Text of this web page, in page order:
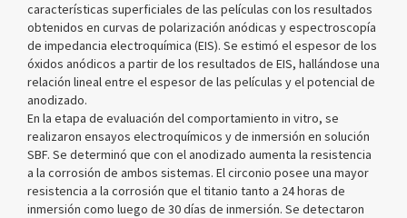
características superficiales de las películas con los resultados
obtenidos en curvas de polarización anódicas y espectroscopía
de impedancia electroquímica (EIS). Se estimó el espesor de los
óxidos anódicos a partir de los resultados de EIS, hallándose una
relación lineal entre el espesor de las películas y el potencial de
anodizado.
En la etapa de evaluación del comportamiento in vitro, se
realizaron ensayos electroquímicos y de inmersión en solución
SBF. Se determinó que con el anodizado aumenta la resistencia
a la corrosión de ambos sistemas. El circonio posee una mayor
resistencia a la corrosión que el titanio tanto a 24 horas de
inmersión como luego de 30 días de inmersión. Se detectaron